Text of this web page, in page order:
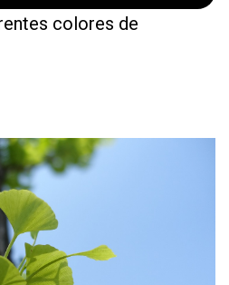
colores de